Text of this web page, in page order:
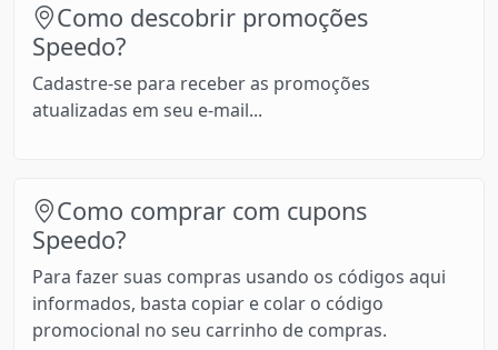
Como descobrir promoções
Speedo?
Cadastre-se para receber as promoções
atualizadas em seu e-mail...
Como comprar com cupons
Speedo?
Para fazer suas compras usando os códigos aqui
informados, basta copiar e colar o código
promocional no seu carrinho de compras.